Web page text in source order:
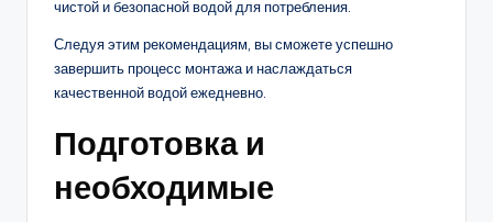
чистой и безопасной водой для потребления.
Следуя этим рекомендациям, вы сможете успешно
завершить процесс монтажа и наслаждаться
качественной водой ежедневно.
Подготовка и
необходимые